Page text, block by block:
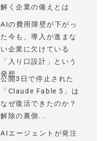
解く企業の備えとは
AIの費用障壁が下がっ
た今も、導入が進まな
い企業に欠けている
「入り口設計」という
発想
公開3日で停止された
「Claude Fable 5」は
なぜ復活できたのか？
解除の裏側...
AIエージェントが発注